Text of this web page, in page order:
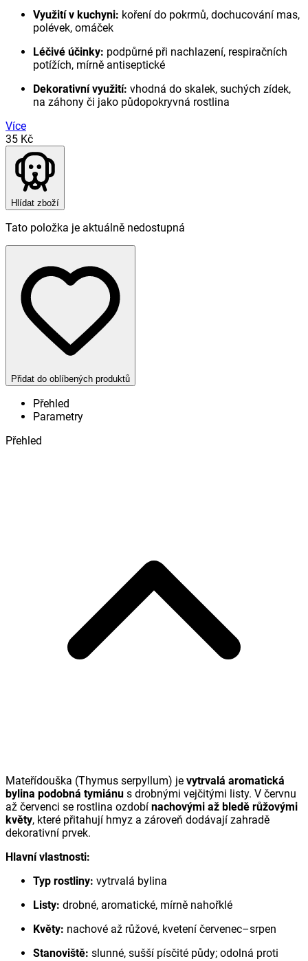
Využití v kuchyni: koření do pokrmů, dochucování mas,
polévek, omáček
Léčivé účinky: podpůrné při nachlazení, respiračních
potížích, mírně antiseptické
Dekorativní využití: vhodná do skalek, suchých zídek,
na záhony či jako půdopokryvná rostlina
Více
35 Kč
Hlídat zboží
Tato položka je aktuálně nedostupná
Přidat do oblíbených produktů
Přehled
Parametry
Přehled
Mateřídouška (Thymus serpyllum) je vytrvalá aromatická
bylina podobná tymiánu s drobnými vejčitými listy. V červnu
až červenci se rostlina ozdobí nachovými až bledě růžovými
květy, které přitahují hmyz a zároveň dodávají zahradě
dekorativní prvek.
Hlavní vlastnosti:
Typ rostliny: vytrvalá bylina
Listy: drobné, aromatické, mírně nahořklé
Květy: nachové až růžové, kvetení červenec–srpen
Stanoviště: slunné, sušší písčité půdy; odolná proti